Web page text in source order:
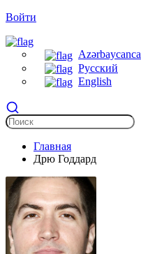
Войти
Azərbaycanca
Русский
English
Главная
Дрю Годдард